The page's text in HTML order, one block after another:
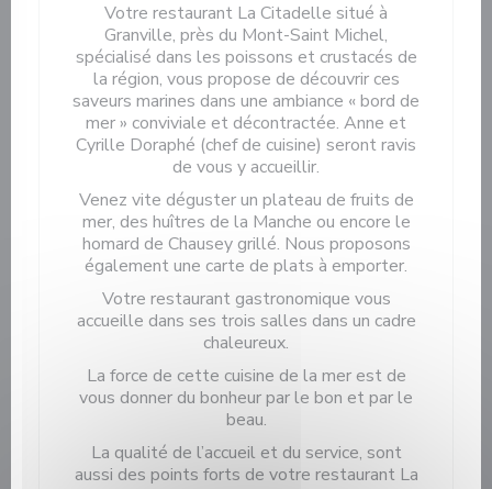
Votre restaurant La Citadelle situé à
Granville, près du Mont-Saint Michel,
spécialisé dans les poissons et crustacés de
la région, vous propose de découvrir ces
saveurs marines dans une ambiance « bord de
mer » conviviale et décontractée. Anne et
Cyrille Doraphé (chef de cuisine) seront ravis
de vous y accueillir.
Venez vite déguster un plateau de fruits de
mer, des huîtres de la Manche ou encore le
homard de Chausey grillé. Nous proposons
également une carte de plats à emporter.
Votre restaurant gastronomique vous
accueille dans ses trois salles dans un cadre
chaleureux.
La force de cette cuisine de la mer est de
vous donner du bonheur par le bon et par le
beau.
La qualité de l’accueil et du service, sont
aussi des points forts de votre restaurant La